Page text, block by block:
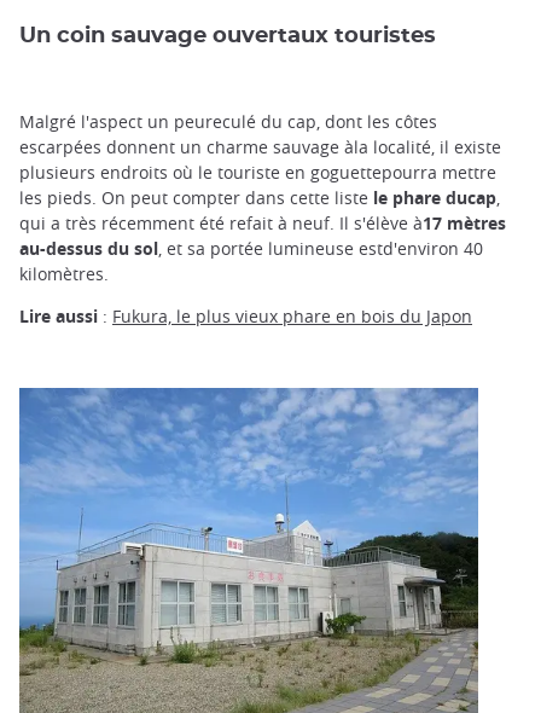
Un coin sauvage ouvertaux touristes
Malgré l'aspect un peureculé du cap, dont les côtes
escarpées donnent un charme sauvage àla localité, il existe
plusieurs endroits où le touriste en goguettepourra mettre
les pieds. On peut compter dans cette liste le phare ducap,
qui a très récemment été refait à neuf. Il s'élève à17 mètres
au-dessus du sol, et sa portée lumineuse estd'environ 40
kilomètres.
Lire aussi : Fukura, le plus vieux phare en bois du Japon